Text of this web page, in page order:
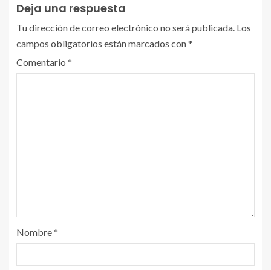
Deja una respuesta
Tu dirección de correo electrónico no será publicada. Los
campos obligatorios están marcados con*
Comentario *
Nombre*